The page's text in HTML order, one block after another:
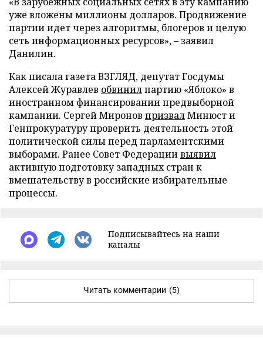
уже вложены миллионы долларов. Продвижение
партии идет через алгоритмы, блогеров и целую
сеть информационных ресурсов», – заявил
Данилин.
Как писала газета ВЗГЛЯД, депутат Госдумы
Алексей Журавлев обвинилпартию «Яблоко» в
иностранном финансировании предвыборной
кампании. Сергей Миронов призвалМинюст и
Генпрокуратуру проверить деятельность этой
политической силы перед парламентскими
выборами. Ранее Совет Федерациивыявил
активную подготовку западных стран к
вмешательству в российские избирательные
процессы.
Подписывайтесь на наши
каналы
Читать комментарии (5)